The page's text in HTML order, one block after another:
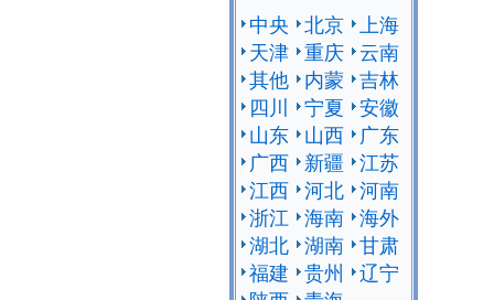
中央 北京
上海
天津 重庆 云南
其他 内蒙 吉林
四川
宁夏 安徽
山东 山西
广东
广西 新疆 江苏
江西 河北 河南
浙江 海南 海外
湖北 湖南 甘肃
福建 贵州
辽宁